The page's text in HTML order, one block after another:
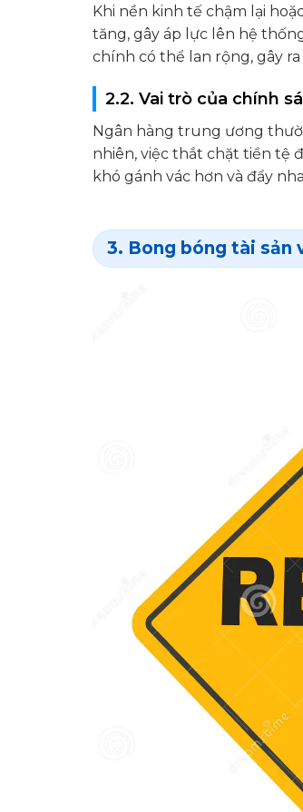
Khi nền kinh tế chậm lại
tăng, gây áp lực lên hệ
chính có thể lan rộng, gây
2.2. Vai trò của chính
Ngân hàng trung ương
nhiên, việc thắt chặt tiền tệ
khó gánh vác hơn và đẩy
3. Bong bóng tài sản